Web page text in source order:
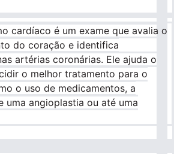
cardíaco é um exame que avalia o
do coração e identifica
artérias coronárias. Ele ajuda o
o melhor tratamento para o
o uso de medicamentos, a
uma angioplastia ou até uma